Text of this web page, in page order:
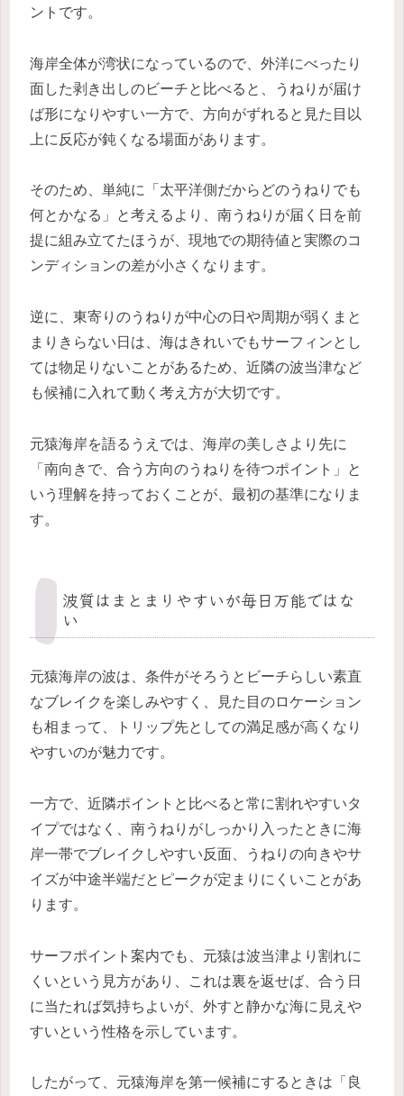
ントです。
海岸全体が湾状になっているので、外洋にべったり
面した剥き出しのビーチと比べると、うねりが届け
ば形になりやすい一方で、方向がずれると見た目以
上に反応が鈍くなる場面があります。
そのため、単純に「太平洋側だからどのうねりでも
何とかなる」と考えるより、南うねりが届く日を前
提に組み立てたほうが、現地での期待値と実際のコ
ンディションの差が小さくなります。
逆に、東寄りのうねりが中心の日や周期が弱くまと
まりきらない日は、海はきれいでもサーフィンとし
ては物足りないことがあるため、近隣の波当津など
も候補に入れて動く考え方が大切です。
元猿海岸を語るうえでは、海岸の美しさより先に
「南向きで、合う方向のうねりを待つポイント」と
いう理解を持っておくことが、最初の基準になりま
す。
波質はまとまりやすいが毎日万能ではな
い
元猿海岸の波は、条件がそろうとビーチらしい素直
なブレイクを楽しみやすく、見た目のロケーション
も相まって、トリップ先としての満足感が高くなり
やすいのが魅力です。
一方で、近隣ポイントと比べると常に割れやすいタ
イプではなく、南うねりがしっかり入ったときに海
岸一帯でブレイクしやすい反面、うねりの向きやサ
イズが中途半端だとピークが定まりにくいことがあ
ります。
サーフポイント案内でも、元猿は波当津より割れに
くいという見方があり、これは裏を返せば、合う日
に当たれば気持ちよいが、外すと静かな海に見えや
すいという性格を示しています。
したがって、元猿海岸を第一候補にするときは「良